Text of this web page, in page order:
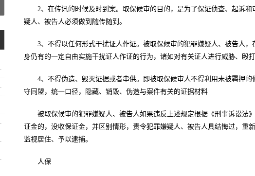
2、在传讯的时候及时到案。取保候审的目的，是为了保证侦查、起诉
疑人、被告人必须做到随传随到。
3、不得以任何形式干扰证人作证。被取保候审的犯罪嫌疑人、被告人，
身仍有的一定自由实施干扰证人作证的行为，诸如对有关证人进行威胁、殴
4、不得伪造、毁灭证据或者串供。即被取保候审人不得利用未被羁押
守同盟，统一口径，隐藏、销毁、伪造与案件有关的证据材料
被取保候审的犯罪嫌疑人、被告人如果违反上述规定根据《刑事诉讼法
证金的，没收保证金，并区别情形，责令犯罪嫌疑人、被告人具结悔过，重
监视居住、予以逮捕。
人保